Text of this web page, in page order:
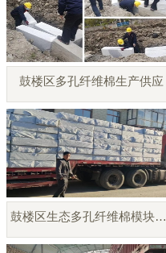
鼓楼区多孔纤维棉生产供应
鼓楼区生态多孔纤维棉模块厂家